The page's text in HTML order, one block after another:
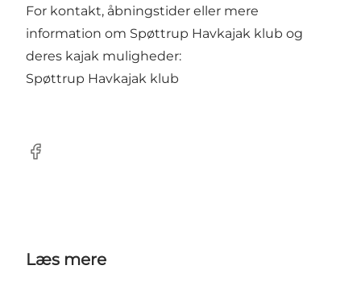
For kontakt, åbningstider eller mere
information om Spøttrup Havkajak klub og
deres kajak muligheder:
Spøttrup Havkajak klub
Facebook
Læs mere